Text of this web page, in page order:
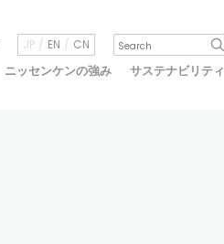
JP EN CN
ニッセンケンの強み サステナビリティ